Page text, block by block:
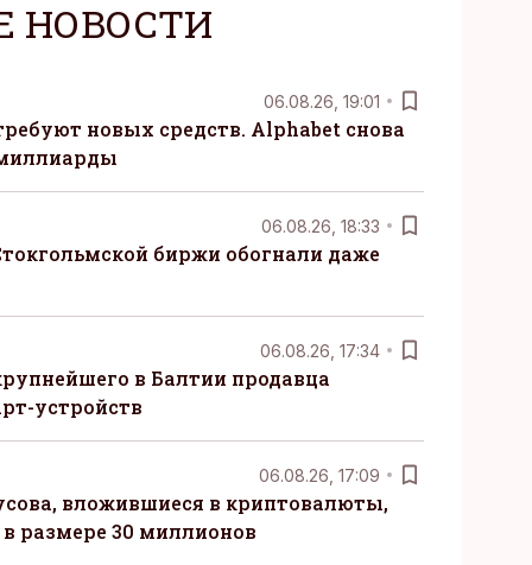
НОВОСТИ
06.08.26, 19:01
новых средств. Alphabet снова
06.08.26, 18:33
биржи обогнали даже
06.08.26, 17:34
в Балтии продавца
устройств
06.08.26, 17:09
вложившиеся в криптовалюты,
размере 30 миллионов